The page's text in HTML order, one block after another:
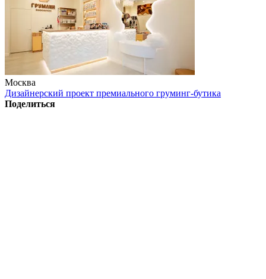
Москва
Дизайнерский проект премиального груминг-бутика
Поделиться